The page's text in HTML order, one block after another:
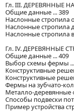
Гл. III. ДЕРЕВЯННЫЕ
Общие данные ... 389
Наслонные стропила
Наслонные стропила
Наслонные стропила
Гл. IV. ДЕРЕВЯННЫЕ
Общие данные ... 409
Выбор схемы фермы
Конструктивные
Конструктивные
Фермы на зубчато-
Металло-деревянные
Способы подвески
Пример устройства